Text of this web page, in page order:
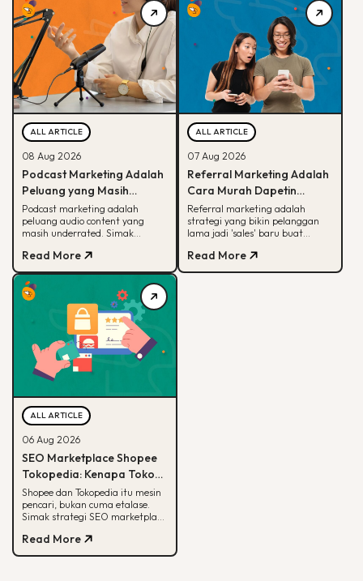
ALL ARTICLE
08 Aug 2026
Podcast Marketing Adalah
Peluang yang Masih
Dianggurin Banyak Brand,
Sayang Banget
Podcast marketing adalah
peluang audio content yang
masih underrated. Simak
sosial dan cara brand mulai
memanfaatkannya.
Read More
ALL ARTICLE
07 Aug 2026
Referral Marketing Adalah
Cara Murah Dapetin
Pelanggan Baru, Ini
Alasannya
Referral marketing adalah
strategi yang bikin pelanggan
lama jadi 'sales' baru buat
efektifnya, jenis program,
sampai contoh suksesnya.
Read More
ALL ARTICLE
06 Aug 2026
SEO Marketplace Shopee
Tokopedia: Kenapa Toko
Online-mu Perlu Lebih dari
Sekadar Etalase
Shopee dan Tokopedia itu mesin
pencari, bukan cuma etalase.
Simak strategi SEO marketplace
produkmu lebih mudah
ditemukan.
Read More